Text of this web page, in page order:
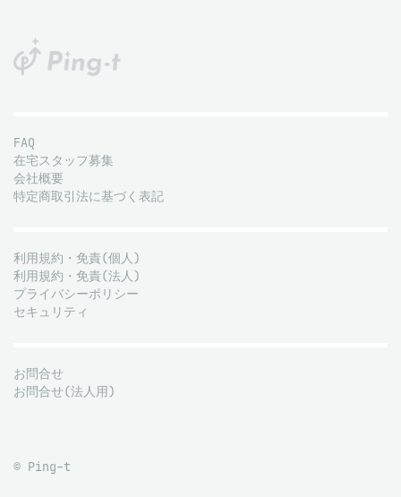
FAQ
在宅スタッフ募集
会社概要
特定商取引法に基づく表記
利用規約・免責(個人)
利用規約・免責(法人)
プライバシーポリシー
セキュリティ
お問合せ
お問合せ(法人用)
© Ping-t